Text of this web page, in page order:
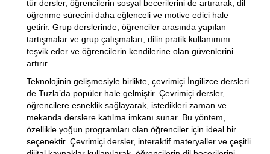
tür dersler, öğrencilerin sosyal becerilerini de artırarak, dil
öğrenme sürecini daha eğlenceli ve motive edici hale
getirir. Grup derslerinde, öğrenciler arasında yapılan
tartışmalar ve grup çalışmaları, dilin pratik kullanımını
teşvik eder ve öğrencilerin kendilerine olan güvenlerini
artırır.
Teknolojinin gelişmesiyle birlikte, çevrimiçi İngilizce dersleri
de Tuzla’da popüler hale gelmiştir. Çevrimiçi dersler,
öğrencilere esneklik sağlayarak, istedikleri zaman ve
mekanda derslere katılma imkanı sunar. Bu yöntem,
özellikle yoğun programları olan öğrenciler için ideal bir
seçenektir. Çevrimiçi dersler, interaktif materyaller ve çeşitli